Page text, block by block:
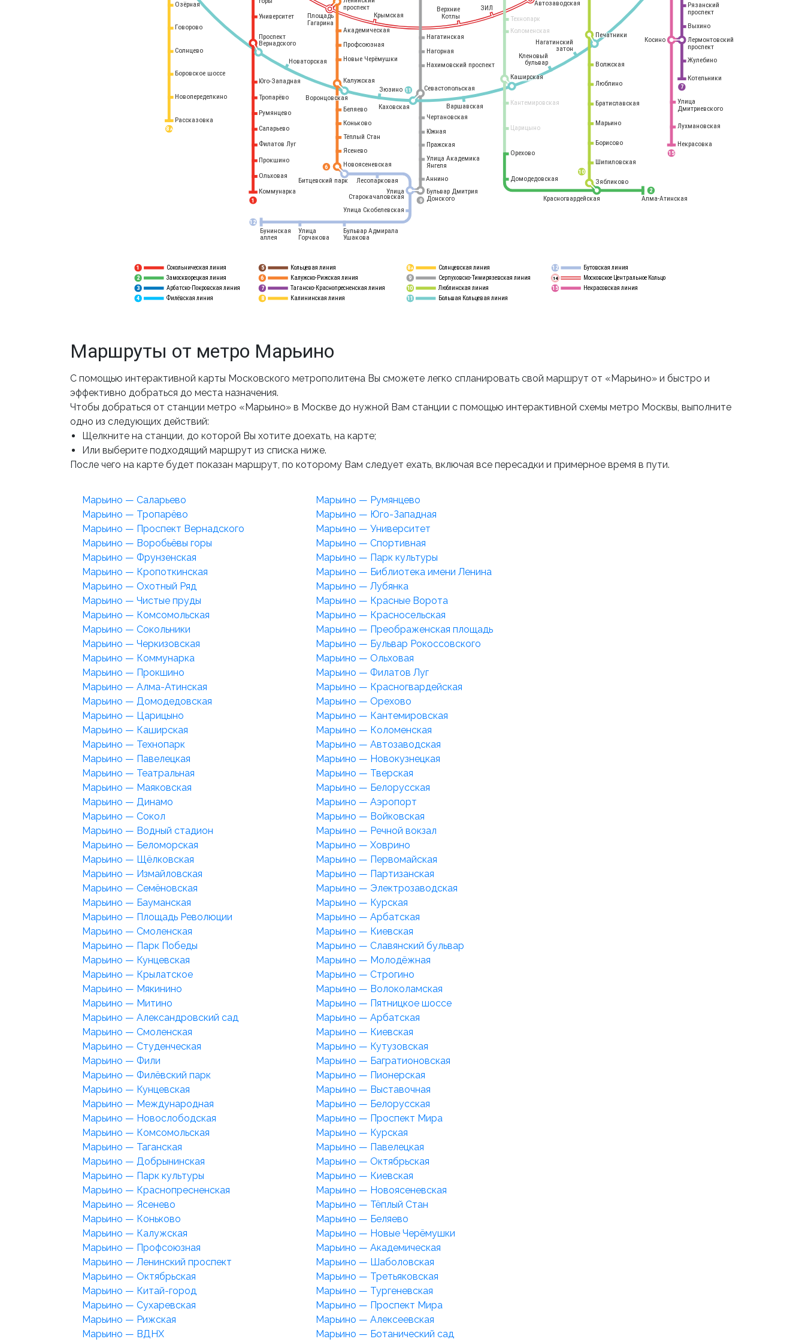
Сокольническая линия
Замоскворецкая линия
Арбатско-Покровская линия
Филёвская линия
Кольцевая линия
Калужско-Рижская линия
Таганско-Краснопресненская линия
Калининская линия
Солнцевская линия
Серпуховско-Тимирязевская линия
Люблинская линия
Бутовская линия
Московское Центральное Кольцо
Большая Кольцевая линия
Некрасовская линия
1
2
3
4
5
6
7
8
8 А
9
10
11
12
15
14
2
9
6
12
1
8 А
15
7
10
11
Академическая
Профсоюзная
Новые Черёмушки
Калужская
Беляево
Коньково
Тёплый Стан
Ясенево
Новоясеневская
Нагатинская
Нагорная
Нахимовский проспект
Севастопольская
Чертановская
Южная
Пражская
Улица Академика
Янгеля
ЗИЛ
Верхние
Котлы
Крымская
Площадь
Гагарина
Рязанский
проспект
Выхино
Лермонтовский
проспект
Жулебино
Котельники
Печатники
Волжская
Люблино
Братиславская
Марьино
Борисово
Шипиловская
Зябликово
Технопарк
Коломенская
Каширская
Кантемировская
Царицыно
Орехово
Домодедовская
Красногвардейская Алма-Атинская
проспект
Аннино
Бульвар Дмитрия
Донского
Саларьево
Румянцево
Тропарёво
Юго-Западная
Проспект
Вернадского
Варшавская
Битцевский парк Лесопарковая
Улица
Старокачаловская
Улица Скобелевская
Бульвар Адмирала
Ушакова
Улица
Горчакова
Бунинская
аллея
Автозаводская
Каховская
Университет
Рассказовка
Новопеределкино
Боровское шоссе
Солнцево
Говорово
Озёрная
Улица
Дмитриевского
Лухмановская
Некрасовка
Косино
Филатов Луг
Прокшино
Ольховая
Коммунарка
Новаторская
Зюзино
Воронцовская
Кленовый
бульвар
Нагатинский
затон
Маршруты от метро Марьино
С помощью интерактивной карты Московского метрополитена Вы сможете легко спланировать свой маршрут от «Марьино» и быстро и
эффективно добраться до места назначения.
Чтобы добраться от станции метро «Марьино» в Москве до нужной Вам станции с помощью интерактивной схемы метро Москвы, выполните
одно из следующих действий:
Щелкните на станции, до которой Вы хотите доехать, на карте;
Или выберите подходящий маршрут из списка ниже.
После чего на карте будет показан маршрут, по которому Вам следует ехать, включая все пересадки и примерное время в пути.
Марьино — Саларьево
Марьино — Румянцево
Марьино — Тропарёво
Марьино — Юго-Западная
Марьино — Проспект Вернадского
Марьино — Университет
Марьино — Воробьёвы горы
Марьино — Спортивная
Марьино — Фрунзенская
Марьино — Парк культуры
Марьино — Кропоткинская
Марьино — Библиотека имени Ленина
Марьино — Охотный Ряд
Марьино — Лубянка
Марьино — Чистые пруды
Марьино — Красные Ворота
Марьино — Комсомольская
Марьино — Красносельская
Марьино — Сокольники
Марьино — Преображенская площадь
Марьино — Черкизовская
Марьино — Бульвар Рокоссовского
Марьино — Коммунарка
Марьино — Ольховая
Марьино — Прокшино
Марьино — Филатов Луг
Марьино — Алма-Атинская
Марьино — Красногвардейская
Марьино — Домодедовская
Марьино — Орехово
Марьино — Царицыно
Марьино — Кантемировская
Марьино — Каширская
Марьино — Коломенская
Марьино — Технопарк
Марьино — Автозаводская
Марьино — Павелецкая
Марьино — Новокузнецкая
Марьино — Театральная
Марьино — Тверская
Марьино — Маяковская
Марьино — Белорусская
Марьино — Динамо
Марьино — Аэропорт
Марьино — Сокол
Марьино — Войковская
Марьино — Водный стадион
Марьино — Речной вокзал
Марьино — Беломорская
Марьино — Ховрино
Марьино — Щёлковская
Марьино — Первомайская
Марьино — Измайловская
Марьино — Партизанская
Марьино — Семёновская
Марьино — Электрозаводская
Марьино — Бауманская
Марьино — Курская
Марьино — Площадь Революции
Марьино — Арбатская
Марьино — Смоленская
Марьино — Киевская
Марьино — Парк Победы
Марьино — Славянский бульвар
Марьино — Кунцевская
Марьино — Молодёжная
Марьино — Крылатское
Марьино — Строгино
Марьино — Мякинино
Марьино — Волоколамская
Марьино — Митино
Марьино — Пятницкое шоссе
Марьино — Александровский сад
Марьино — Арбатская
Марьино — Смоленская
Марьино — Киевская
Марьино — Студенческая
Марьино — Кутузовская
Марьино — Фили
Марьино — Багратионовская
Марьино — Филёвский парк
Марьино — Пионерская
Марьино — Кунцевская
Марьино — Выставочная
Марьино — Международная
Марьино — Белорусская
Марьино — Новослободская
Марьино — Проспект Мира
Марьино — Комсомольская
Марьино — Курская
Марьино — Таганская
Марьино — Павелецкая
Марьино — Добрынинская
Марьино — Октябрьская
Марьино — Парк культуры
Марьино — Киевская
Марьино — Краснопресненская
Марьино — Новоясеневская
Марьино — Ясенево
Марьино — Тёплый Стан
Марьино — Коньково
Марьино — Беляево
Марьино — Калужская
Марьино — Новые Черёмушки
Марьино — Профсоюзная
Марьино — Академическая
Марьино — Ленинский проспект
Марьино — Шаболовская
Марьино — Октябрьская
Марьино — Третьяковская
Марьино — Китай-город
Марьино — Тургеневская
Марьино — Сухаревская
Марьино — Проспект Мира
Марьино — Рижская
Марьино — Алексеевская
Марьино — ВДНХ
Марьино — Ботанический сад